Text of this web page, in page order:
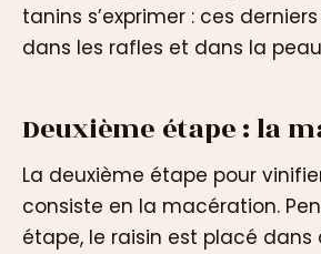
tanins s’exprimer : ces
dans les rafles et dans la
Deuxième étape : la
La deuxième étape pour
consiste en la macération.
étape, le raisin est placé dans